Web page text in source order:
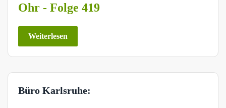
Ohr - Folge 419
Weiterlesen
Büro Karlsruhe: